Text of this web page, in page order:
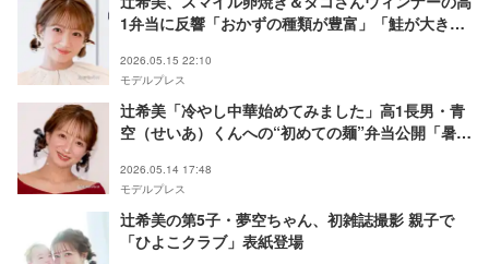
1弁当に反響「おかずの種類が豊富」「鮭が大きく
2026.05.15 22:10
モデルプレス
辻希美「冷やし中華始めてみました」高1長男・青
空（せいあ）くんへの“初めての麺”弁当公開「暑い
声
2026.05.14 17:48
モデルプレス
辻希美の第5子・夢空ちゃん、初雑誌撮影 親子で
「ひよこクラブ」表紙登場